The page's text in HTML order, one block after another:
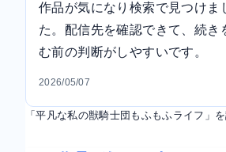
作品が気になり検索で見つけま
た。配信先を確認できて、続き
む前の判断がしやすいです。
2026/05/07
「平凡な私の獣騎士団もふもふライフ」